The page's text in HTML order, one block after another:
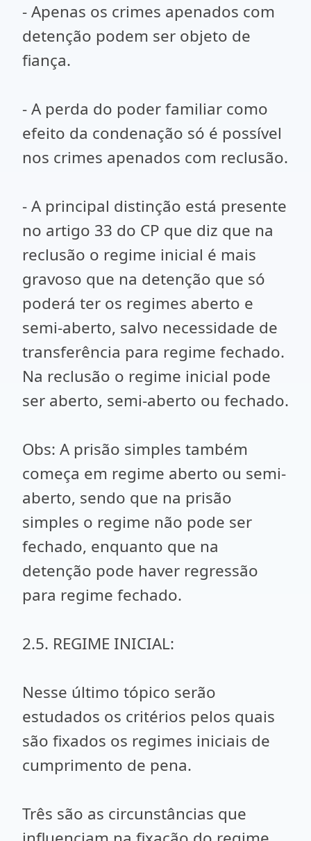
- Apenas os crimes apenados com
detenção podem ser objeto de
fiança.
- A perda do poder familiar como
efeito da condenação só é possível
nos crimes apenados com reclusão.
- A principal distinção está presente
no artigo 33 do CP que diz que na
reclusão o regime inicial é mais
gravoso que na detenção que só
poderá ter os regimes aberto e
semi-aberto, salvo necessidade de
transferência para regime fechado.
Na reclusão o regime inicial pode
ser aberto, semi-aberto ou fechado.
Obs: A prisão simples também
começa em regime aberto ou semi-
aberto, sendo que na prisão
simples o regime não pode ser
fechado, enquanto que na
detenção pode haver regressão
para regime fechado.
2.5. REGIME INICIAL:
Nesse último tópico serão
estudados os critérios pelos quais
são fixados os regimes iniciais de
cumprimento de pena.
Três são as circunstâncias que